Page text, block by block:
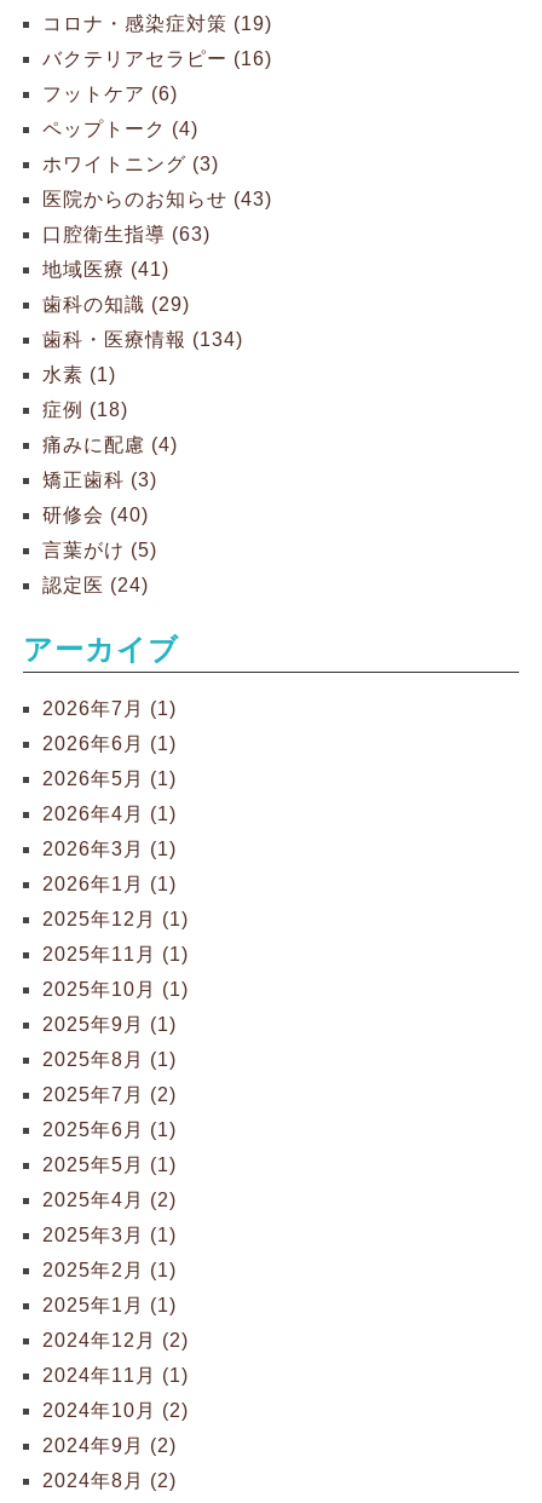
コロナ・感染症対策 (19)
バクテリアセラピー (16)
フットケア (6)
ペップトーク (4)
ホワイトニング (3)
医院からのお知らせ (43)
口腔衛生指導 (63)
地域医療 (41)
歯科の知識 (29)
歯科・医療情報 (134)
水素 (1)
症例 (18)
痛みに配慮 (4)
矯正歯科 (3)
研修会 (40)
言葉がけ (5)
認定医 (24)
アーカイブ
2026年7月 (1)
2026年6月 (1)
2026年5月 (1)
2026年4月 (1)
2026年3月 (1)
2026年1月 (1)
2025年12月 (1)
2025年11月 (1)
2025年10月 (1)
2025年9月 (1)
2025年8月 (1)
2025年7月 (2)
2025年6月 (1)
2025年5月 (1)
2025年4月 (2)
2025年3月 (1)
2025年2月 (1)
2025年1月 (1)
2024年12月 (2)
2024年11月 (1)
2024年10月 (2)
2024年9月 (2)
2024年8月 (2)